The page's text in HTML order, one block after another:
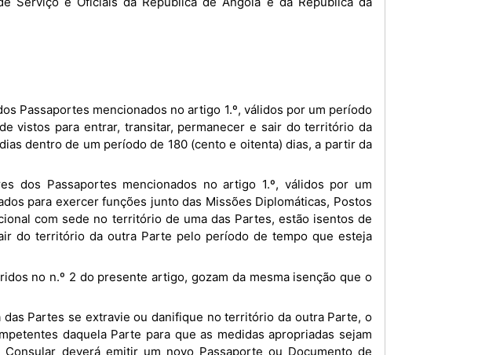
vistos para entrar, transitar, permanecer e sair do território da
dentro de um período de 180 (cento e oitenta) dias, a partir da
para exercer funções junto das Missões Diplomáticas, Postos
com sede no território de uma das Partes, estão isentos de
do território da outra Parte pelo período de tempo que esteja
daquela Parte para que as medidas apropriadas sejam
deverá emitir um novo Passaporte ou Documento de